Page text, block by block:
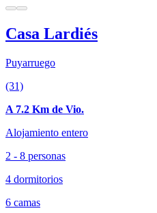
Casa Lardiés
Puyarruego
(31)
A 7.2 Km de Vio.
Alojamiento entero
2 - 8 personas
4 dormitorios
6 camas